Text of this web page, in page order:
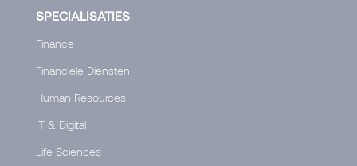
SPECIALISATIES
Finance
Financiële Diensten
Human Resources
IT & Digital
Life Sciences